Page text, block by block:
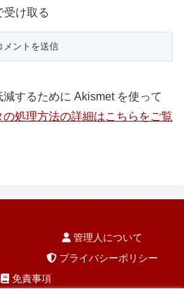
受け取る
するために Akismet を使って
の処理方法の詳細はこちらをご覧
管理人について
プライバシーポリシー
免責事項